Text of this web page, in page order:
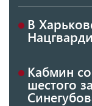
В
Кабмин
шестого